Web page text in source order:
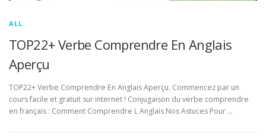
ALL
TOP22+ Verbe Comprendre En Anglais
Aperçu
TOP22+ Verbe Comprendre En Anglais Aperçu. Commencez par un
cours facile et gratuit sur internet ! Conjugaison du verbe comprendre
en français : Comment Comprendre L Anglais Nos Astuces Pour …